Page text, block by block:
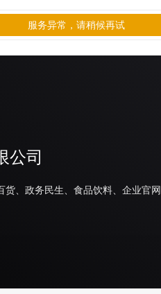
公司
服务异常，请稍候再试